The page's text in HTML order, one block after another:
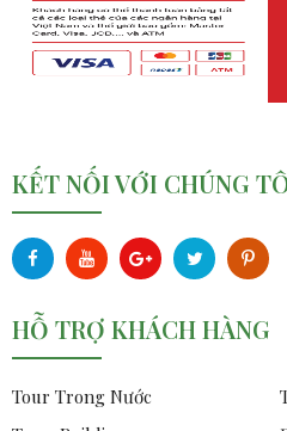
KẾT NỐI VỚI CHÚNG
HỖ TRỢ KHÁCH HÀNG
Tour Trong Nước